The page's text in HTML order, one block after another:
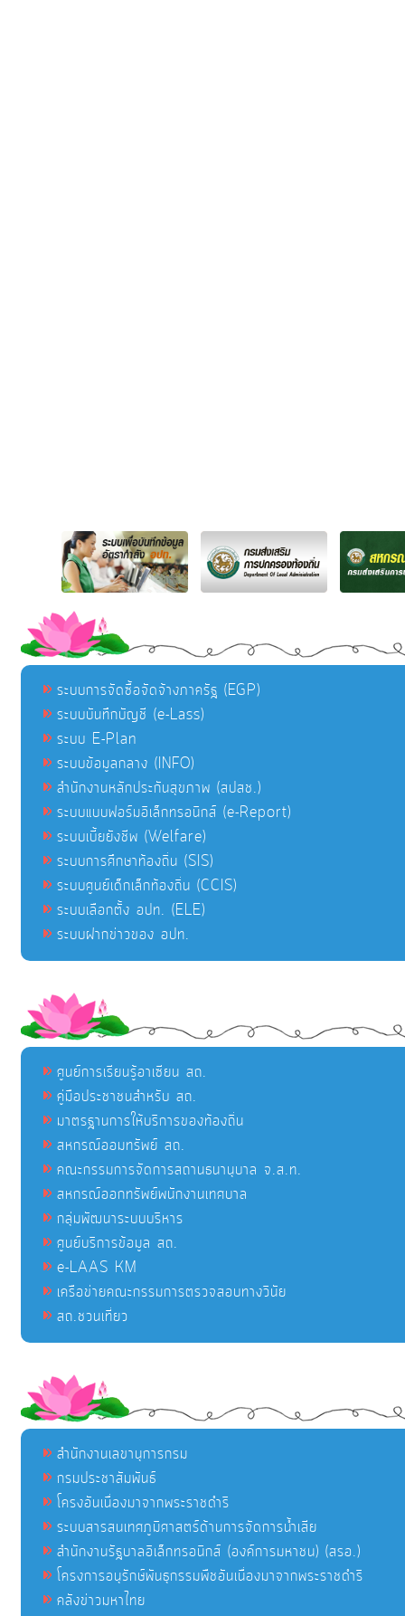
ระบบการจัดซื้อจัดจ้างภาครัฐ (EGP)
ระบบบันทึกบัญชี (e-Lass)
ระบบ E-Plan
ระบบข้อมูลกลาง (INFO)
สำนักงานหลักประกันสุขภาพ (สปสช.)
ระบบแบบฟอร์มอิเล็กทรอนิกส์ (e-Report)
ระบบเบี้ยยังชีพ (Welfare)
ระบบการศึกษาท้องถิ่น (SIS)
ระบบศูนย์เด็กเล็กท้องถิ่น (CCIS)
ระบบเลือกตั้ง อปท. (ELE)
ระบบฝากข่าวของ อปท.
ศูนย์การเรียนรู้อาเซียน สถ.
คู่มือประชาชนสำหรับ สถ.
มาตรฐานการให้บริการของท้องถิ่น
สหกรณ์ออมทรัพย์ สถ.
คณะกรรมการจัดการสถานธนานุบาล จ.ส.ท.
สหกรณ์ออกทรัพย์พนักงานเทศบาล
กลุ่มพัฒนาระบบบริหาร
ศูนย์บริการข้อมูล สถ.
e-LAAS KM
เครือข่ายคณะกรรมการตรวจสอบทางวินัย
สถ.ชวนเที่ยว
สำนักงานเลขานุการกรม
กรมประชาสัมพันธ์
โครงอันเนื่องมาจากพระราชดำริ
ระบบสารสนเทศภูมิศาสตร์ด้านการจัดการน้ำเสีย
สำนักงานรัฐบาลอิเล็กทรอนิกส์ (องค์การมหาชน) (สรอ.)
โครงการอนุรักษ์พันธุกรรมพืชอันเนื่องมาจากพระราชดำริ
คลังข่าวมหาไทย